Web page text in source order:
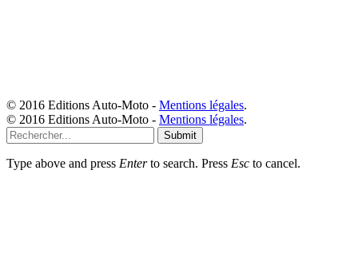
© 2016 Editions Auto-Moto - Mentions légales.
© 2016 Editions Auto-Moto - Mentions légales.
Submit
Type above and press Enterto search. Press Esc to cancel.